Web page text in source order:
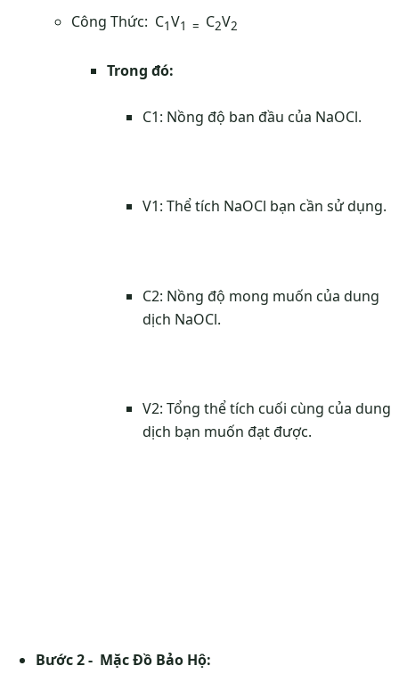
Công Thức: C1V1 = C2V2
Trong đó:​
C1: Nồng độ ban đầu của NaOCl.
V1: Thể tích NaOCl bạn cần sử dụng.
C2: Nồng độ mong muốn của dung
dịch NaOCl.
​V2: Tổng thể tích cuối cùng của dung
dịch bạn muốn đạt được.
Bước 2 - Mặc Đồ Bảo Hộ: